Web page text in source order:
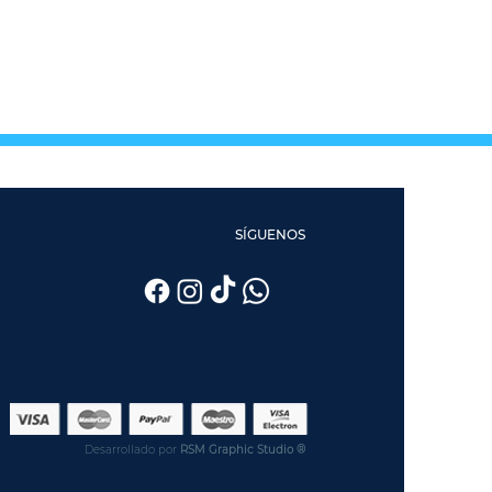
SÍGUENOS
Desarrollado por RSM Graphic Studio ®